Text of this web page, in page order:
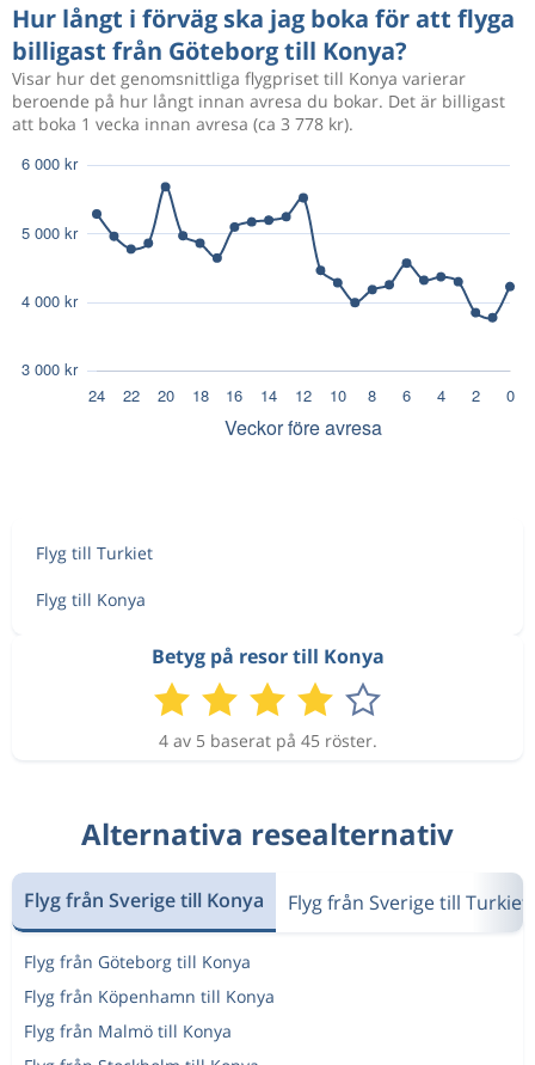
Hur långt i förväg ska jag boka för att flyga
billigast från Göteborg till Konya?
Visar hur det genomsnittliga flygpriset till Konya varierar
beroende på hur långt innan avresa du bokar. Det är billigast
att boka 1 vecka innan avresa (ca 3 778 kr).
Flyg till Turkiet
Flyg till Konya
Betyg på resor till Konya
4 av 5 baserat på 45 röster.
Alternativa resealternativ
Flyg från Sverige till Konya Flyg från Sverige till Turkiet
Flyg från Göteborg till Konya
Flyg från Köpenhamn till Konya
Flyg från Malmö till Konya